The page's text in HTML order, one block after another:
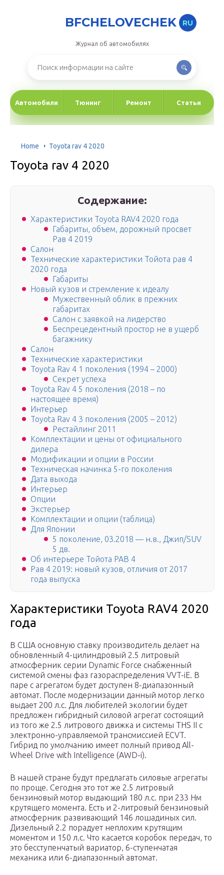
BFCHELOVECHEK RU
Журнал об автомобилях
Автомобили Тюнинг Ремонт Статьи
Home Toyota rav 4 2020
Toyota rav 4 2020
Содержание:
Характеристики Toyota RAV4 2020 года
Габариты, объем, дорожный просвет
Рав 4 2019
Салон
Технические характеристики Тойота рав 4
2020 года
Габариты
Новый кузов и стремление к идеалу
Мужественный облик в прежних
габаритах
Салон с заявкой на лидерство
Беспрецедентный простор не в ущерб
багажнику
Салон
Технические характеристики
Toyota Rav 4 1 поколения (1994 – 2000)
Секрет успеха
Toyota Rav 4 5 поколения (2018 – по
настоящее время)
Интерьер
Toyota Rav 4 3 поколения (2005 – 2012)
Рестайлинг 2011
Комплектации и цены от официального
дилера
Модификации и опции в России
Техническая начинка 5-го поколения
Дата выхода
Интерьер
Опции
Экстерьер
Комплектации и опции (таблица)
Для Японии
5 поколение, 03.2018 — н.в., Джип/SUV
5 дв.
Об интерьере Тойота РАВ 4
Рав 4 2019: новый кузов, отличия от 2017
года выпуска
Характеристики Toyota RAV4 2020
года
В США основную ставку производитель делает на
обновленный 4-цилиндровый 2.5 литровый
атмосферник серии Dynamic Force снабженный
системой смены фаз газораспределения VVT-iE. В
паре с агрегатом будет доступен 8-диапазонный
автомат. После модернизации данный мотор легко
выдает 200 л.с. Для любителей экологии будет
предложен гибридный силовой агрегат состоящий
из того же 2.5 литрового движка и системы THS II с
электронно-управляемой трансмиссией ECVT.
Гибрид по умолчанию имеет полный привод All-
Wheel Drive with Intelligence (AWD-i).
В нашей стране будут предлагать силовые агрегаты
по проще. Сегодня это тот же 2.5 литровый
бензиновый мотор выдающий 180 л.с. при 233 Нм
крутящего момента. Есть и 2-литровый бензиновый
атмосферник развивающий 146 лошадиных сил.
Дизельный 2.2 порадует неплохим крутящим
моментом и 150 л.с. Что касается коробок передач, то
это бесступенчатый вариатор, 6-ступенчатая
механика или 6-диапазонный автомат.